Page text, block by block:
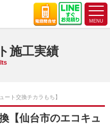
施工実績
ート交換チカラもち】
【仙台市のエコキュ